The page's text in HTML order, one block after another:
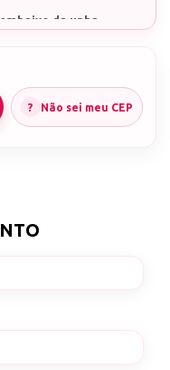
da unha
Não sei meu CEP